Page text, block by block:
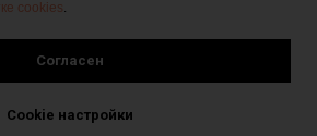
cookies .
Согласен
Cookie настройки
Отель Ремезов
объектов классификации в сфере